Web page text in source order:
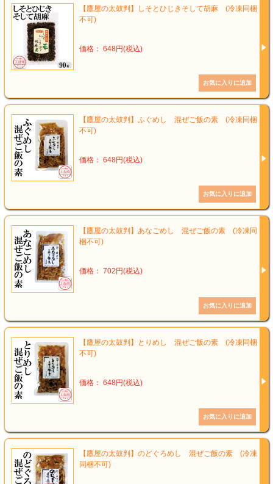
【鷹屋の太鼓判】しそとひじきそして胡麻 (冷凍同梱
不可)
価格： 648円(税込)
【鷹屋の太鼓判】ふぐめし 混ぜご飯の素 (冷凍同梱
不可)
価格： 648円(税込)
【鷹屋の太鼓判】あなごめし 混ぜご飯の素 (冷凍同
梱不可)
価格： 702円(税込)
【鷹屋の太鼓判】とりめし 混ぜご飯の素 (冷凍同梱
不可)
価格： 648円(税込)
【鷹屋の太鼓判】のどぐろめし 混ぜご飯の素 (冷凍
同梱不可)